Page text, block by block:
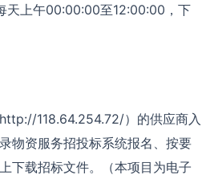
天上午00:00:00至12:00:00，下
http://118.64.254.72/）的供应商入
物资服务招投标系统报名、按要
下载招标文件。（本项目为电子